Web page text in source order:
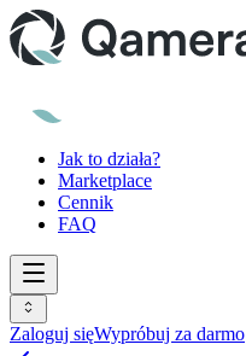
Jak to działa?
Marketplace
Cennik
FAQ
Zaloguj sięWypróbuj za darmo